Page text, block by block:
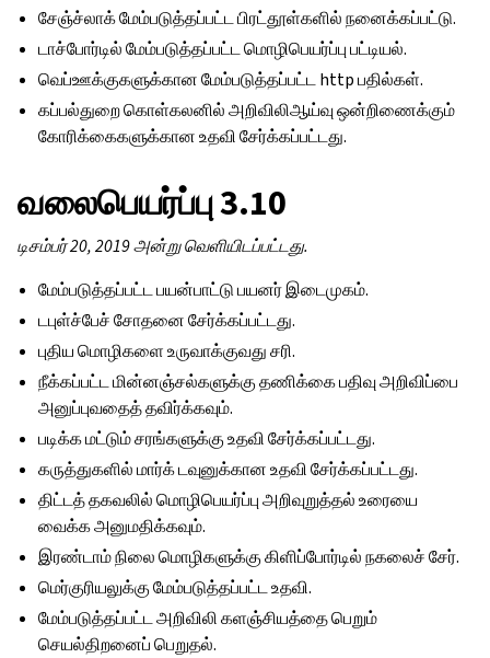
சேஞ்ச்லாக் மேம்படுத்தப்பட்ட பிரட்தூள்களில் நனைக்கப்பட்டு.
டாச்போர்டில் மேம்படுத்தப்பட்ட மொழிபெயர்ப்பு பட்டியல்.
வெப்ஊக்குகளுக்கான மேம்படுத்தப்பட்ட http பதில்கள்.
கப்பல்துறை கொள்கலனில் அறிவிலிஆய்வு ஒன்றிணைக்கும்
கோரிக்கைகளுக்கான உதவி சேர்க்கப்பட்டது.
வலைபெயர்ப்பு 3.10
டிசம்பர் 20, 2019 அன்று வெளியிடப்பட்டது.
மேம்படுத்தப்பட்ட பயன்பாட்டு பயனர் இடைமுகம்.
டபுள்ச்பேச் சோதனை சேர்க்கப்பட்டது.
புதிய மொழிகளை உருவாக்குவது சரி.
நீக்கப்பட்ட மின்னஞ்சல்களுக்கு தணிக்கை பதிவு அறிவிப்பை
அனுப்புவதைத் தவிர்க்கவும்.
படிக்க மட்டும் சரங்களுக்கு உதவி சேர்க்கப்பட்டது.
கருத்துகளில் மார்க் டவுனுக்கான உதவி சேர்க்கப்பட்டது.
திட்டத் தகவலில் மொழிபெயர்ப்பு அறிவுறுத்தல் உரையை
வைக்க அனுமதிக்கவும்.
இரண்டாம் நிலை மொழிகளுக்கு கிளிப்போர்டில் நகலைச் சேர்.
மெர்குரியலுக்கு மேம்படுத்தப்பட்ட உதவி.
மேம்படுத்தப்பட்ட அறிவிலி களஞ்சியத்தை பெறும்
செயல்திறனைப் பெறுதல்.